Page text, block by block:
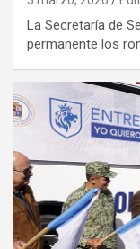
La Secretaría de
permanente los